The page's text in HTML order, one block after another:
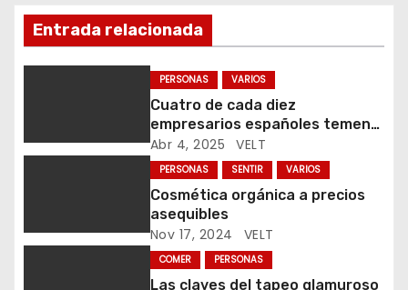
ó
e
n
Entrada relacionada
PERSONAS VARIOS
Cuatro de cada diez
empresarios españoles temen
que los aranceles frenen su
comercio exterior
Abr 4, 2025 VELT
PERSONAS SENTIR VARIOS
Cosmética orgánica a precios
asequibles
Nov 17, 2024 VELT
COMER PERSONAS
Las claves del tapeo glamuroso